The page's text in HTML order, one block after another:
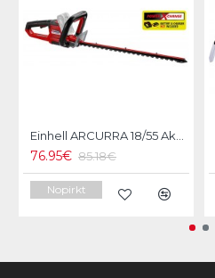
Einhell ARCURRA 18/55 Akumulatora dzīvžoga šķēres
76.95€ 85.18€
Nopirkt